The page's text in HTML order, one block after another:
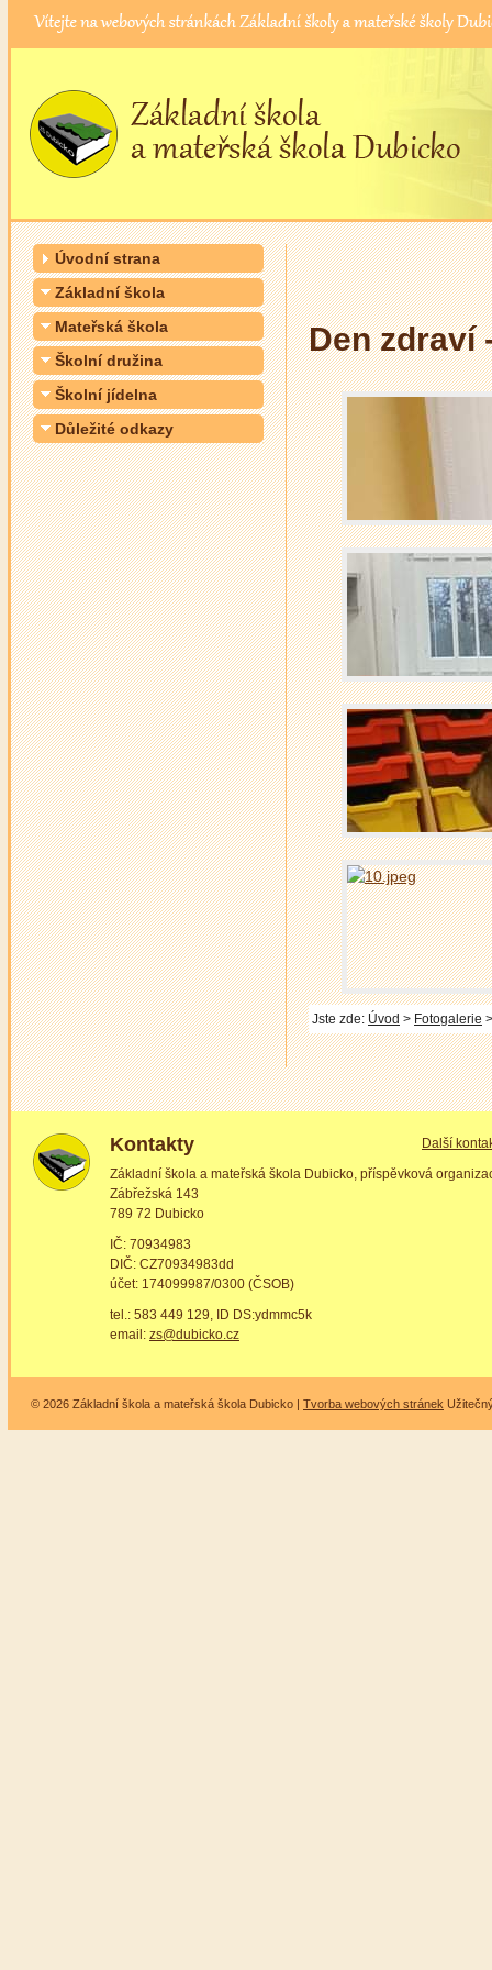
Úvodní strana
Základní škola
Mateřská škola
Školní družina
Školní jídelna
Důležité odkazy
Den zdraví
Jste zde: Úvod > Fotogalerie
Kontakty Další
Základní škola a mateřská škola Dubicko, příspěvková
Zábřežská 143
789 72 Dubicko
IČ: 70934983
DIČ: CZ70934983dd
účet: 174099987/0300 (ČSOB)
tel.: 583 449 129, ID DS:ydmmc5k
email: zs@dubicko.cz
© 2026 Základní škola a mateřská škola Dubicko | Tvorba webových stránek